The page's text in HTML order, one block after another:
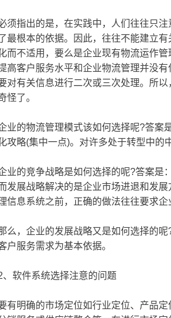
位：住建部中国城市科学研究会
位：中物协（北京）物流工程设计院
指出的是，在实践中，人们往往只注
最根本的依据。因此，往往不能建立
而不适用，要么是企业现有物流运作
高客户服务水平和企业物流管理并没
对有关信息进行二次或三次处理。所
怪了。
的物流管理模式该如何选择呢?答案是
攻略(集中一点)。对许多处于转型中的
的竞争战略是如何选择的呢?答案是：
发展战略解决的是企业市场进退和发
信息系统之前，正确的做法往往要求企
，企业的发展战略又是如何选择的呢?
户服务需求为基本依据。
件系统选择注意的问题
明确的市场定位如行业定位、产品定